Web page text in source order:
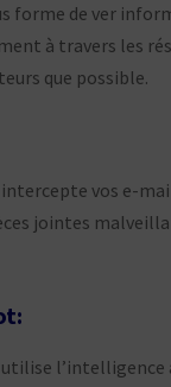
forme de ver
à travers les
que possible.
intercepte vos e-
jointes
utilise